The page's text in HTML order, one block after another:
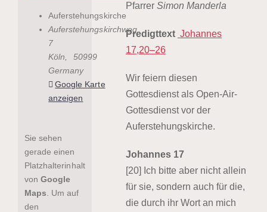
Pfarrer Simon Manderla
Predigttext Johannes
17,20–26
Wir feiern diesen
Gottesdienst als Open-Air-
Gottesdienst vor der
Auferstehungskirche.
Johannes 17
[20] Ich bitte aber nicht allein
für sie, sondern auch für die,
die durch ihr Wort an mich
Auferstehungskirche
Auferstehungskirchweg
7
Köln
50999
Germany
Google Karte
anzeigen
Sie sehen
gerade einen
Platzhalterinhalt
vonGoogle
Maps . Um auf
den